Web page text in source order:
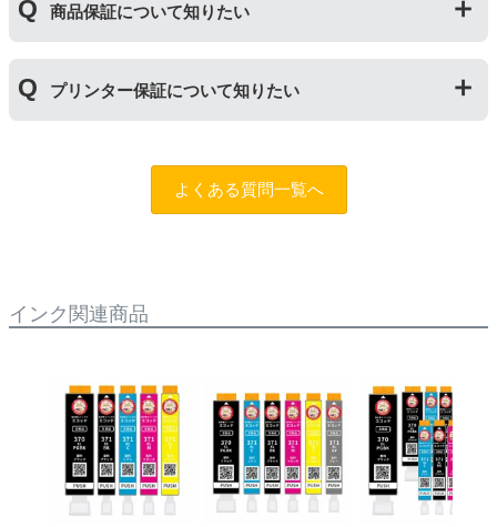
ら１年以内であれば保証の適用が可能です。
ら１年間とさせていただいておりますので、可能な限り
保証期間内に使い切っていただくようお願いいたしま
保管をお願いいたします。
商品保証について知りたい
保証期間：ご購入日から１年間
トラブルが発生した際、サポートスタッフにご相談のう
品返金を承る制度です。
※商品の不具合ではなく、プリンターの操作方法によっ
て改善する場合もありますので、まずは当店までご相談
・商品を返送する前に必ず当店までご連絡をいただきサ
・保証対象となる商品を当店指定の方法で返送いただく
こと
・当店で定めた保証期間（ご購入日から1年間）を過ぎ
る前に当店へご連絡をいただくこと
・返品理由が「不要になったから」「注文を間違えた」
等お客様都合ではないこと
プリンター保証について知りたい
保証期間：プリンター本体ご購入日から１年間
当店のインクが原因でトラブルが発生し、サポートスタ
作方法によって改善する場合もありますので、まずは当
【適用条件】
・修理に出される前に、必ず当店へご連絡をいただくこ
と。
・プリンター本体が保証期間内であることを証明できる
書類（保証書や領収書など）をご提示いただくこと。
・当店の商品が原因でプリンターが故障したことがわか
よくある質問一覧へ
インク関連商品